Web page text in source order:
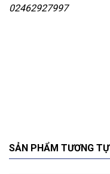
02462927997
SẢN PHẨM TƯƠNG TỰ